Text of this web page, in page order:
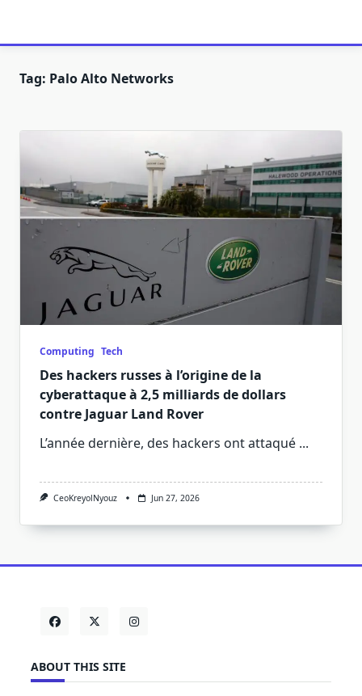
Tag: Palo Alto Networks
Computing Tech
Des hackers russes à l’origine de la
cyberattaque à 2,5 milliards de dollars
contre Jaguar Land Rover
L’année dernière, des hackers ont attaqué ...
CeoKreyolNyouz Jun 27, 2026
ABOUT THIS SITE